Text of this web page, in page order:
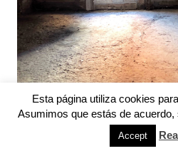
Esta página utiliza cookies
Asumimos que estás de
Accept